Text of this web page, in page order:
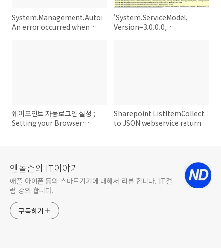
An error occurred when
'System.ServiceModel,
Version=3.0.0.0,
쉐어포인트 자동로그인 설정 ;
Setting your Browser
Sharepoint ListItemCollect
to JSON webservice return
엔돌슨의 IT이야기
애플 아이폰 등의 스마트기기에 대해서 리뷰 합니다. IT컬
럼 강의 합니다.
구독하기